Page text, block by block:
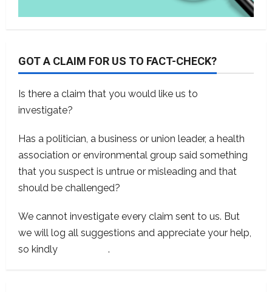
GOT A CLAIM FOR US TO FACT-CHECK?
Is there a claim that you would like us to
investigate?
Has a politician, a business or union leader, a health
association or environmental group said something
that you suspect is untrue or misleading and that
should be challenged?
We cannot investigate every claim sent to us. But
we will log all suggestions and appreciate your help,
so kindly
.